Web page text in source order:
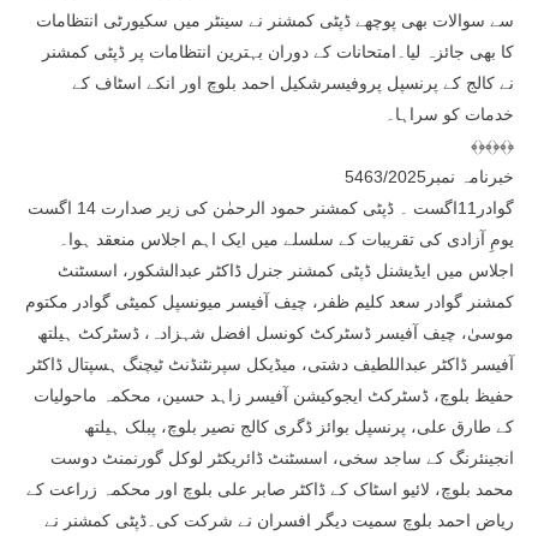
سے سوالات بھی پوچھے ڈپٹی کمشنر نے سینٹر میں سکیورٹی انتظامات
کا بھی جائزہ لیا۔امتحانات کے دوران بہترین انتظامات پر ڈپٹی کمشنر
نے کالج کے پرنسپل پروفیسرشکیل احمد بلوچ اور انکے اسٹاف کے
خدمات کو سراہا۔
﴾﴿﴾﴿﴾﴿
خبرنامہ نمبر5463/2025
گوادر11اگست ۔ ڈپٹی کمشنر حمود الرحمٰن کی زیر صدارت 14 اگست
یومِ آزادی کی تقریبات کے سلسلے میں ایک اہم اجلاس منعقد ہوا۔
اجلاس میں ایڈیشنل ڈپٹی کمشنر جنرل ڈاکٹر عبدالشکور، اسسٹنٹ
کمشنر گوادر سعد کلیم ظفر، چیف آفیسر میونسپل کمیٹی گوادر مکتوم
موسیٰ، چیف آفیسر ڈسٹرکٹ کونسل افضل شہزادہ، ڈسٹرکٹ ہیلتھ
آفیسر ڈاکٹر عبداللطیف دشتی، میڈیکل سپرنٹنڈنٹ ٹیچنگ ہسپتال ڈاکٹر
حفیظ بلوچ، ڈسٹرکٹ ایجوکیشن آفیسر زاہد حسین، محکمہ ماحولیات
کے طارق علی، پرنسپل بوائز ڈگری کالج نصیر بلوچ، پبلک ہیلتھ
انجینئرنگ کے ساجد سخی، اسسٹنٹ ڈائریکٹر لوکل گورنمنٹ دوست
محمد بلوچ، لائیو اسٹاک کے ڈاکٹر صابر علی بلوچ اور محکمہ زراعت کے
ریاض احمد بلوچ سمیت دیگر افسران نے شرکت کی۔ڈپٹی کمشنر نے